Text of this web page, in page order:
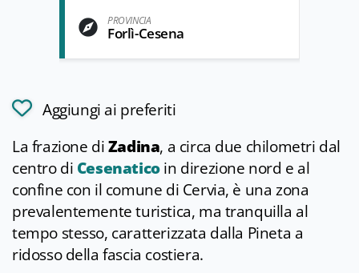
PROVINCIA
Forlì-Cesena
Aggiungi ai preferiti
La frazione diZadina, a circa due chilometri dal
centro di Cesenaticoin direzione nord e al
confine con il comune di Cervia, è una zona
prevalentemente turistica, ma tranquilla al
tempo stesso, caratterizzata dalla Pineta a
ridosso della fascia costiera.